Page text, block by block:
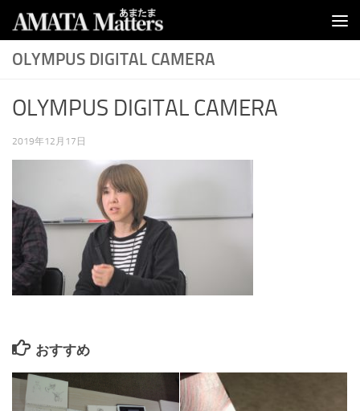
コンテンツへスキップ
OLYMPUS DIGITAL CAMERA
OLYMPUS DIGITAL CAMERA
2019年12月17日
おすすめ